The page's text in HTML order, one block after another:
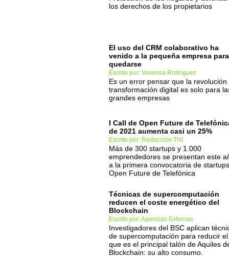
los derechos de los propietarios
El uso del CRM colaborativo ha
venido a la pequeña empresa para
quedarse
Escrito por: Vanessa Rodriguez
Es un error pensar que la revolución
transformación digital es solo para
grandes empresas
I Call de Open Future de
de 2021 aumenta casi un 25%
Escrito por: Redacción TNI
Más de 300 startups y 1.000
emprendedores se presentan este
a la primera convocatoria de
Open Future de Telefónica
Técnicas de supercomputación
reducen el coste energético del
Blockchain
Escrito por: Agencias Externas
Investigadores del BSC aplican
de supercomputación para reducir el
que es el principal talón de Aquiles
Blockchain: su alto consumo.